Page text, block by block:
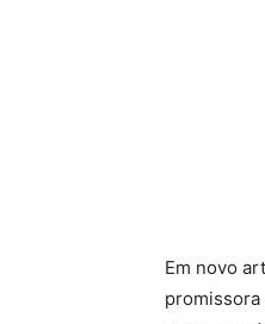
Em novo
promissora